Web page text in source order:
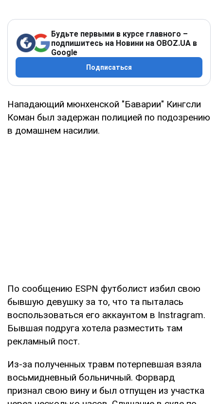
Будьте первыми в курсе главного –
подпишитесь на Новини на OBOZ.UA в
Google
Подписаться
Нападающий мюнхенской "Баварии" Кингсли
Коман был задержан полицией по подозрению
в домашнем насилии.
По сообщению ESPN футболист избил свою
бывшую девушку за то, что та пыталась
воспользоваться его аккаунтом в Instragram.
Бывшая подруга хотела разместить там
рекламный пост.
Из-за полученных травм потерпевшая взяла
восьмидневный больничный. Форвард
признал свою вину и был отпущен из участка